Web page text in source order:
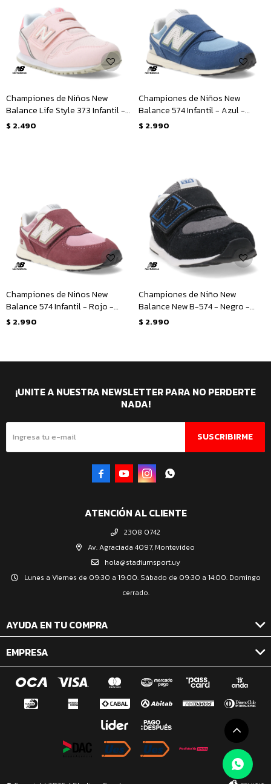
Championes de Niños New
Balance Life Style 373 Infantil -
Rosado
$ 2.490
Championes de Niños New
Balance 574 Infantil - Azul -
Celeste
$ 2.990
Championes de Niños New
Balance 574 Infantil - Rojo -
Rosado
$ 2.990
Championes de Niño New
Balance New B-574 - Negro -
Gris - Azul
$ 2.990
ATENCIÓN AL CLIENTE
2308 0742
Av. Agraciada 4097, Montevideo
hola@stadiumsport.uy
Lunes a Viernes de 09:30 a 19:00. Sábado de 09:30 a 14:00. Domingo
cerrado.
AYUDA EN TU COMPRA
EMPRESA
¡UNITE A NUESTRA NEWSLETTER PARA NO PERDERTE
NADA!
SUSCRIBIRME
   